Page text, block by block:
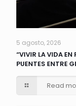
5 agosto, 2026
“VIVIR LA VIDA EN
PUENTES ENTRE
Read